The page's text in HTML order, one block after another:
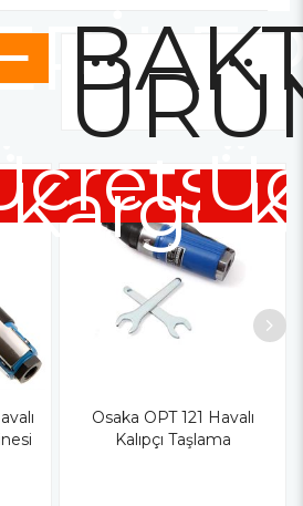
Osaka OPT 121 Havalı
Kalıpçı Taşlama
Kargo